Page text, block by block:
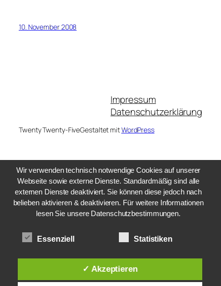
10. November 2008
Impressum
Datenschutzerklärung
Twenty Twenty-FiveGestaltet mitWordPress
Wir verwenden technisch notwendige Cookies auf unserer
Webseite sowie externe Dienste. Standardmäßig sind alle
externen Dienste deaktiviert. Sie können diese jedoch nach
belieben aktivieren & deaktivieren. Für weitere Informationen
lesen Sie unsere Datenschutzbestimmungen.
Essenziell Statistiken
✓ Akzeptieren